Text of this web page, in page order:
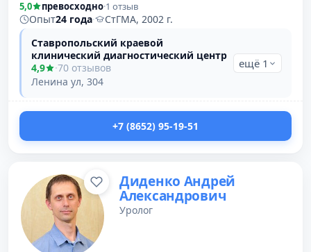
5,0 превосходно·1 отзыв
Опыт24 года·
СтГМА, 2002 г.
Ставропольский краевой
клинический диагностический центр
4,9
·70 отзывов
Ленина ул, 304
ещё 1
+7 (8652) 95-19-51
Диденко Андрей
Александрович
Уролог